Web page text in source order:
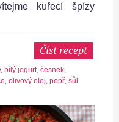
kuřecí špízy
Číst recept
, bílý jogurt, česnek
olivový olej pepř sůl